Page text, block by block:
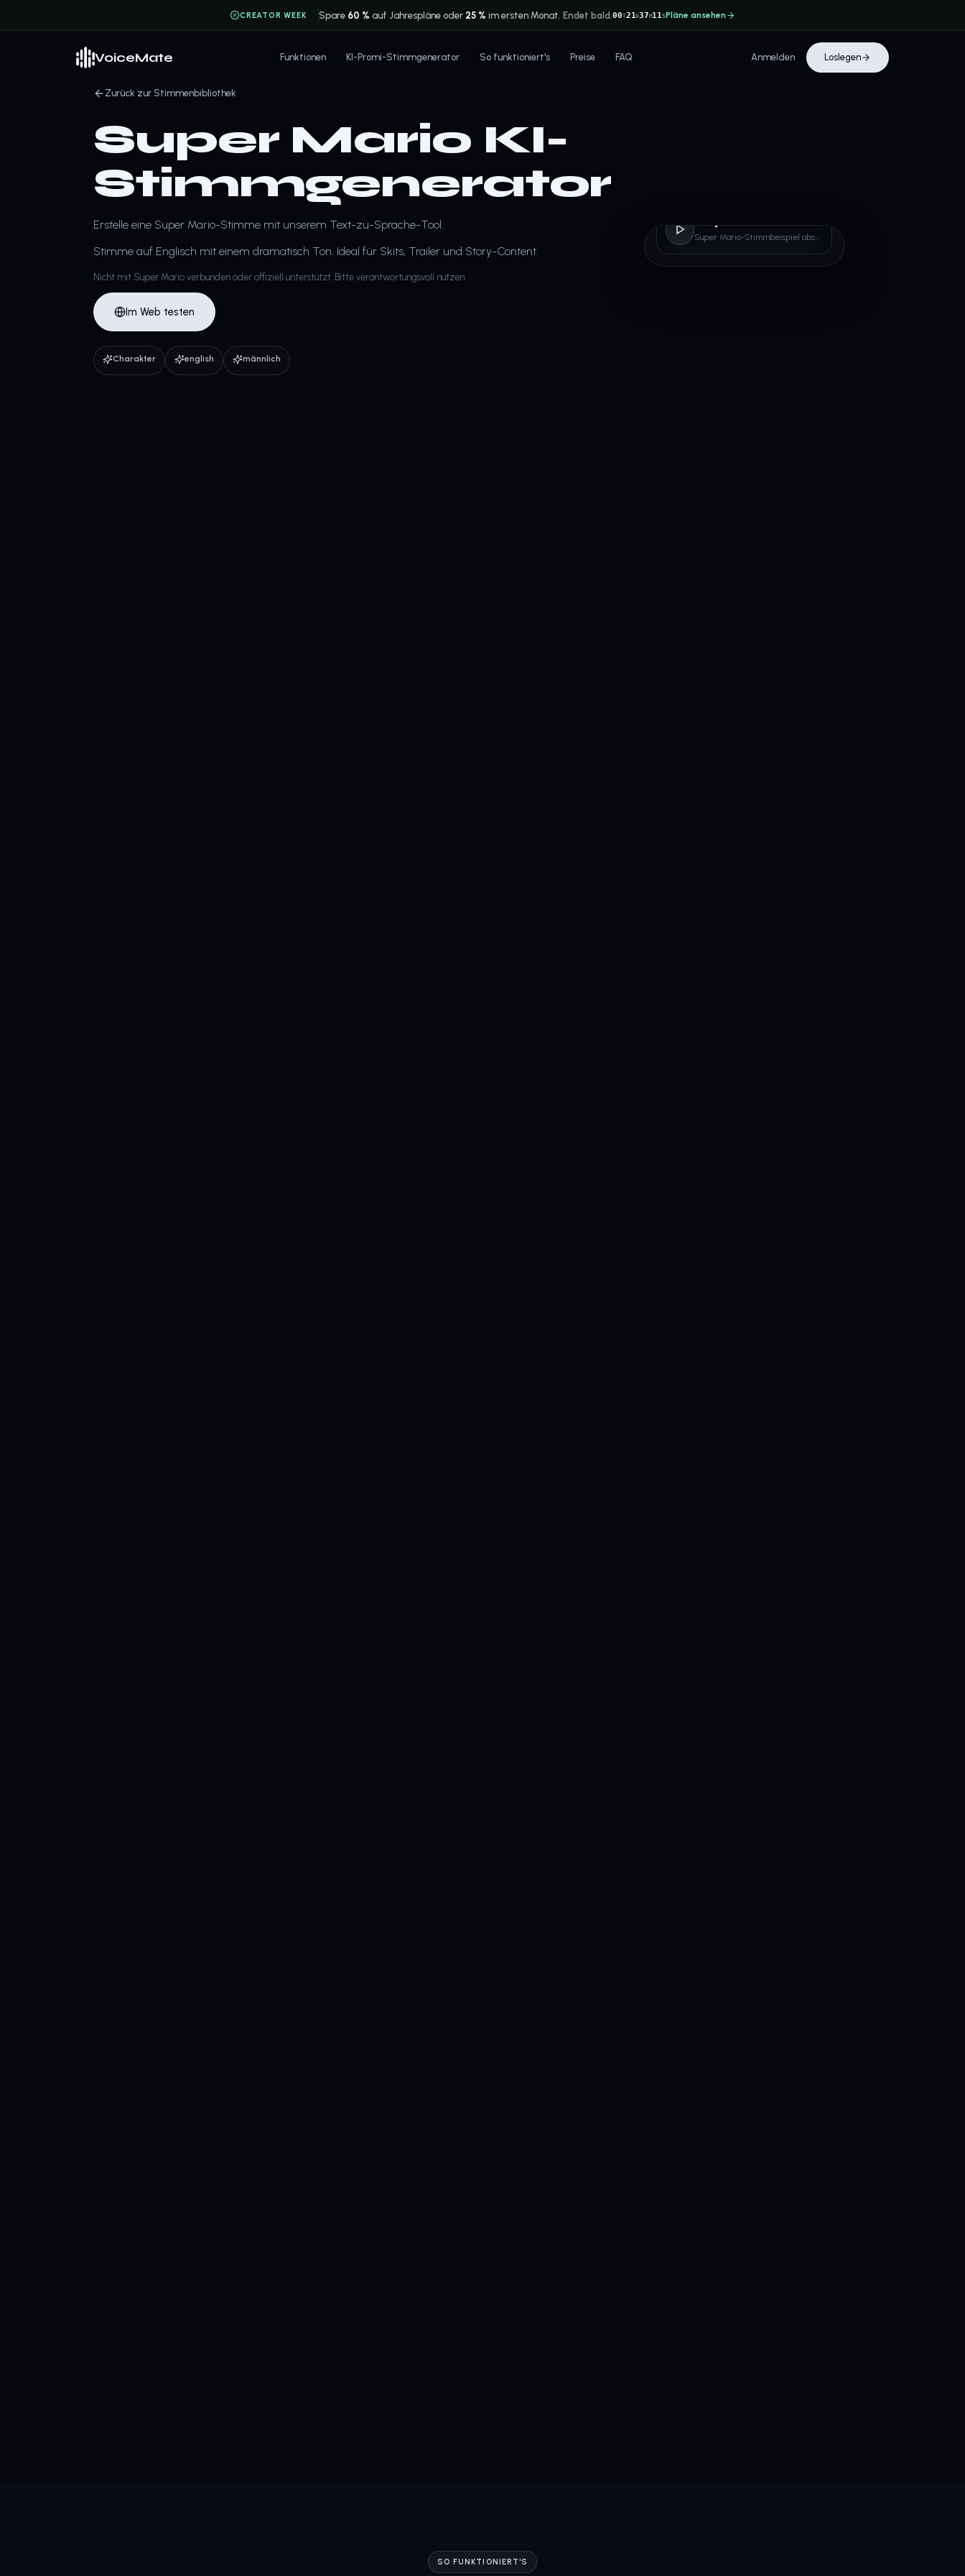
CREATOR WEEK Spare 60 % auf Jahrespläne oder 25 % im ersten Monat. Endet bald.00T21H37M10SPläne ansehen
VoiceMate Funktionen KI-Promi-Stimmgenerator So funktioniert's Preise FAQ Anmelden Loslegen
Zurück zur Stimmenbibliothek
Super Mario KI-
Stimmgenerator
Erstelle eine Super Mario-Stimme mit unserem Text-zu-Sprache-Tool.
Stimme auf Englisch mit einem dramatisch Ton. Ideal für Skits, Trailer und Story-Content.
Nicht mit Super Mario verbunden oder offiziell unterstützt. Bitte verantwortungsvoll nutzen.
Im Web testen
Charakter english männlich
Super Mario-Stimmbeispiel abspielen
SO FUNKTIONIERT'S